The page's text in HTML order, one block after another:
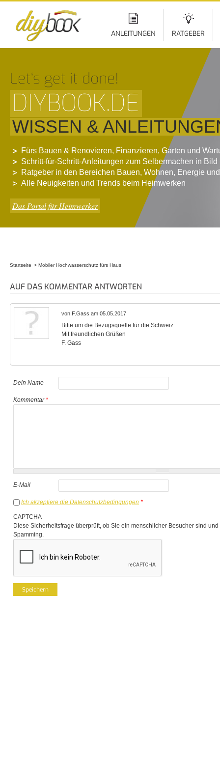
ANLEITUNGEN RATGEBER
Let‘s get it done!
DIYBOOK.DE
WISSEN &
Fürs Bauen & Renovieren, Finanzieren, Garten und
Schritt-für-Schritt-Anleitungen zum Selbermachen in Bild
Ratgeber in den Bereichen Bauen, Wohnen, Energie
Alle Neuigkeiten und Trends beim Heimwerken
Das Portal für Heimwerker
Startseite Mobiler Hochwasserschutz fürs Haus
AUF DAS KOMMENTAR ANTWORTEN
von F.Gass am 05.05.2017
Bitte um die Bezugsquelle für die Schweiz
Mit freundlichen Grüßen
F. Gass
Dein Name
Kommentar*
E-Mail
Ich akzeptiere die Datenschutzbedingungen *
CAPTCHA
Diese Sicherheitsfrage überprüft, ob Sie ein menschlicher Besucher sind
Spamming.